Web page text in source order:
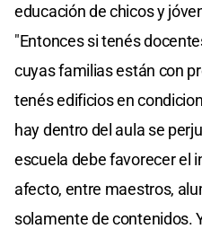
educación de chicos y
"Entonces si tenés
cuyas familias están con
tenés edificios en
hay dentro del aula se
escuela debe favorecer el
afecto, entre maestros,
solamente de contenidos.